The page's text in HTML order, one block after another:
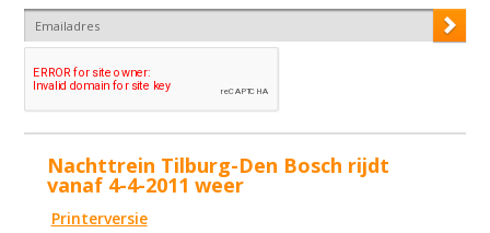
Nachttrein Tilburg-Den Bosch rijdt
vanaf 4-4-2011 weer
Printerversie